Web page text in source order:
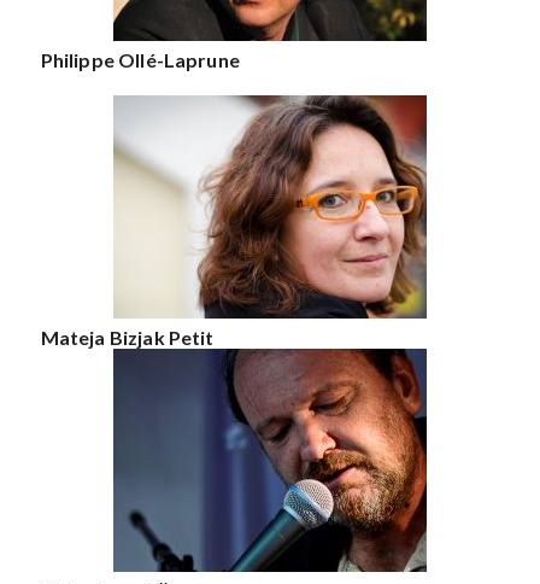
Philippe Ollé-Laprune
Mateja Bizjak Petit